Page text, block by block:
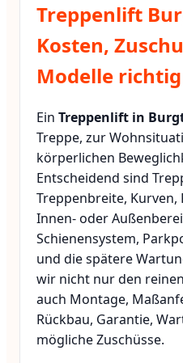
Treppenlift
Kosten,
Modelle
Ein Treppenlift in
Treppe, zur
körperlichen
Entscheidend sind
Treppenbreite, Kurven,
Innen- oder
Schienensystem,
und die spätere
wir nicht nur den
auch Montage,
Rückbau, Garantie,
mögliche Zuschüsse.